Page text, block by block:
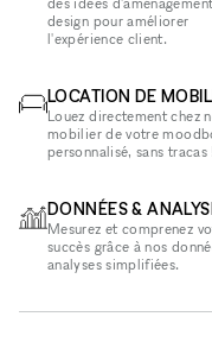
design pour améliorer
l'expérience client.
LOCATION DE
Louez directement chez
mobilier de votre
personnalisé, sans tracas
DONNÉES &
Mesurez et comprenez
succès grâce à nos
analyses simplifiées.